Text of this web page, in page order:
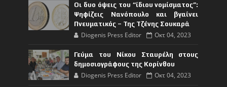
Οι δυο όψεις του “ίδιου νομίσματος”:
Ψηφίζεις Νανόπουλο και βγαίνει
Πνευματικός – Της Τζένης Σουκαρά
Diogenis Press Editor Οκτ 04, 2023
Γεύμα του Νίκου Σταυρέλη στους
δημοσιογράφους της Κορίνθου
Diogenis Press Editor Οκτ 04, 2023